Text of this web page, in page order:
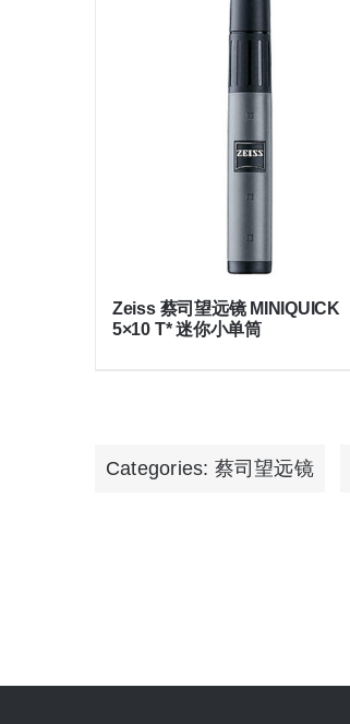
Zeiss 蔡司望远镜 MINIQUICK
5×10 T* 迷你小单筒
Categories: 蔡司望远镜